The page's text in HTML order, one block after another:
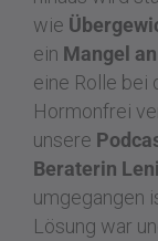
wie
ein Mangel
eine Rolle bei
Hormonfrei
unsere
Beraterin Leni
umgegangen
Lösung war